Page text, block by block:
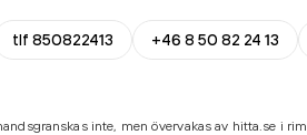
tlf 850822413 +46 8 50 82 24 13
inte, men övervakas av hitta.se i